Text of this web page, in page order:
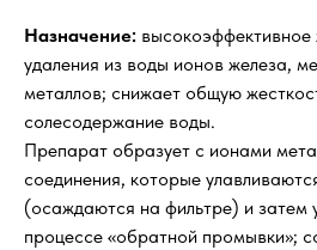
Назначение: высокоэффективное
удаления из воды ионов железа,
металлов; снижает общую
солесодержание воды.
Препарат образует с ионами
соединения, которые
(осаждаются на фильтре) и затем
процессе «обратной промывки»;